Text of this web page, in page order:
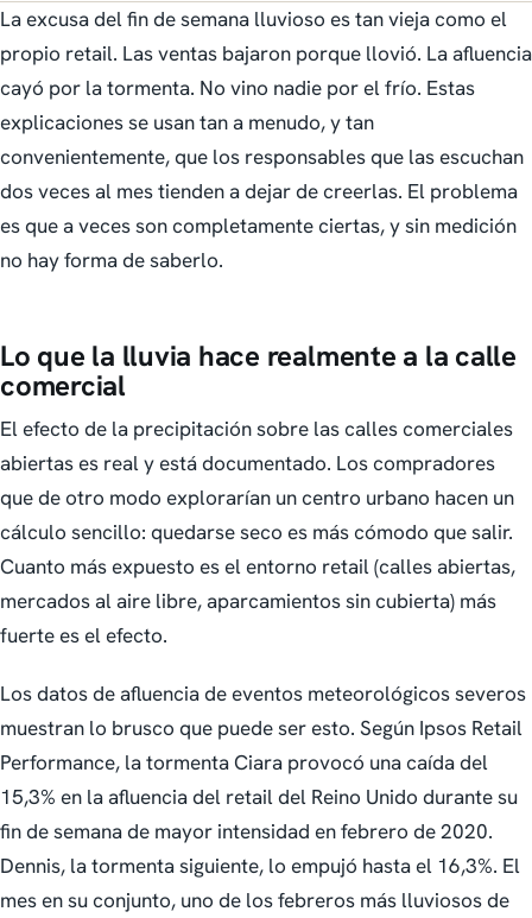
La excusa del fin de semana lluvioso es tan vieja como el
propio retail. Las ventas bajaron porque llovió. La afluencia
cayó por la tormenta. No vino nadie por el frío. Estas
explicaciones se usan tan a menudo, y tan
convenientemente, que los responsables que las escuchan
dos veces al mes tienden a dejar de creerlas. El problema
es que a veces son completamente ciertas, y sin medición
no hay forma de saberlo.
Lo que la lluvia hace realmente a la calle
comercial
El efecto de la precipitación sobre las calles comerciales
abiertas es real y está documentado. Los compradores
que de otro modo explorarían un centro urbano hacen un
cálculo sencillo: quedarse seco es más cómodo que salir.
Cuanto más expuesto es el entorno retail (calles abiertas,
mercados al aire libre, aparcamientos sin cubierta) más
fuerte es el efecto.
Los datos de afluencia de eventos meteorológicos severos
muestran lo brusco que puede ser esto. Según Ipsos Retail
Performance, la tormenta Ciara provocó una caída del
15,3% en la afluencia del retail del Reino Unido durante su
fin de semana de mayor intensidad en febrero de 2020.
Dennis, la tormenta siguiente, lo empujó hasta el 16,3%. El
mes en su conjunto, uno de los febreros más lluviosos de